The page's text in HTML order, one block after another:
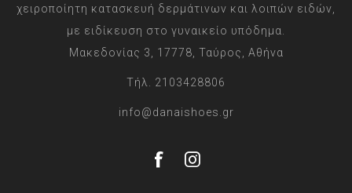
χειροποίητη κατασκευή δερμάτινων και λοιπών ειδών,
με ειδίκευση στο γυναικείο υπόδημα.
Μακεδονίας 3, 17778, Ταύρος, Αθήνα
Τήλ. 2103428806
info@danaishoes.gr